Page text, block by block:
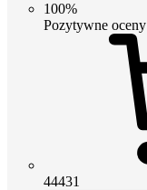
100%
Pozytywne oceny
44431